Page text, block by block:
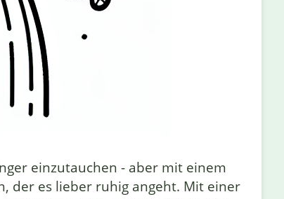
einzutauchen - aber mit einem
der es lieber ruhig angeht. Mit einer